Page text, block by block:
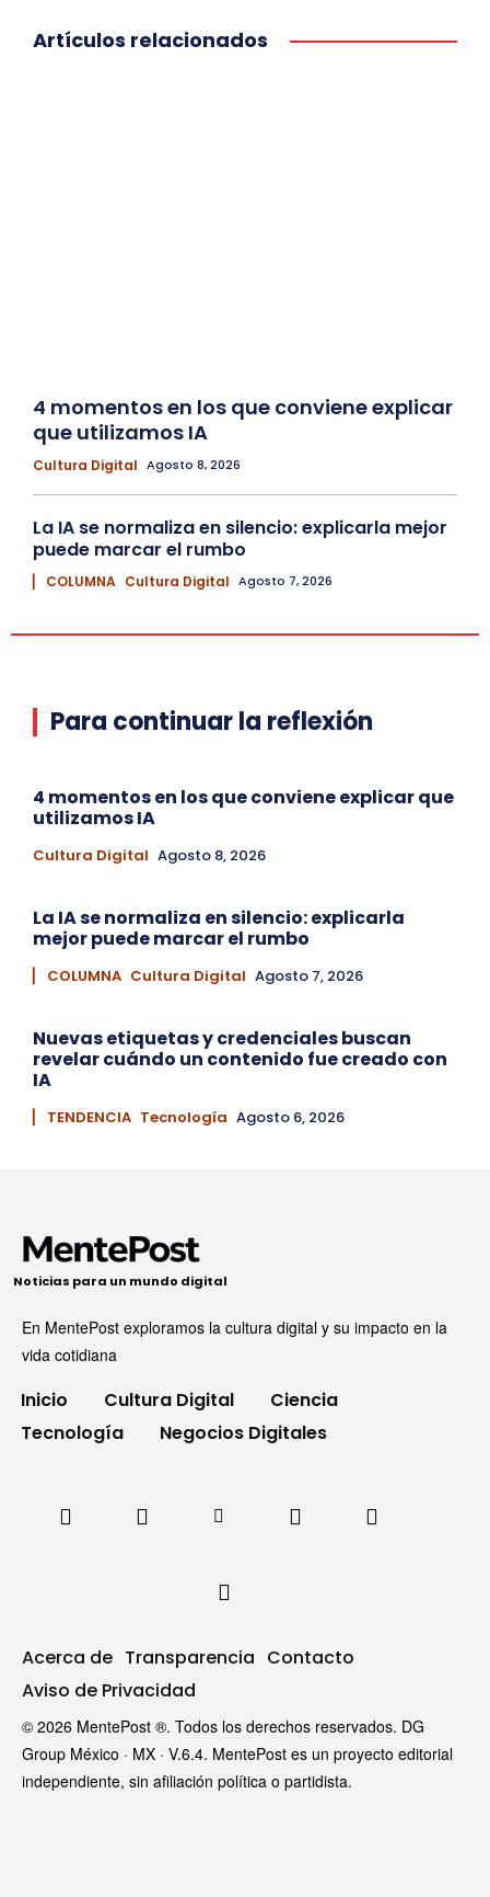
Artículos relacionados
4 momentos en los que conviene explicar
que utilizamos IA
Cultura Digital Agosto 8, 2026
La IA se normaliza en silencio: explicarla mejor
puede marcar el rumbo
▏ COLUMNA Cultura Digital Agosto 7, 2026
Para continuar la reflexión
4 momentos en los que conviene explicar que
utilizamos IA
Cultura Digital Agosto 8, 2026
La IA se normaliza en silencio: explicarla
mejor puede marcar el rumbo
▏ COLUMNA Cultura Digital Agosto 7, 2026
Nuevas etiquetas y credenciales buscan
revelar cuándo un contenido fue creado con
IA
▏ TENDENCIA Tecnología Agosto 6, 2026
Noticias para un mundo digital
En MentePost exploramos la cultura digital y su impacto en la
vida cotidiana
Inicio Cultura Digital
Ciencia
Tecnología
Negocios Digitales
Acerca de Transparencia Contacto
Aviso de Privacidad
© 2026 MentePost ®. Todos los derechos reservados. DG
Group México · MX · V.6.4. MentePost es un proyecto editorial
independiente, sin afiliación política o partidista.